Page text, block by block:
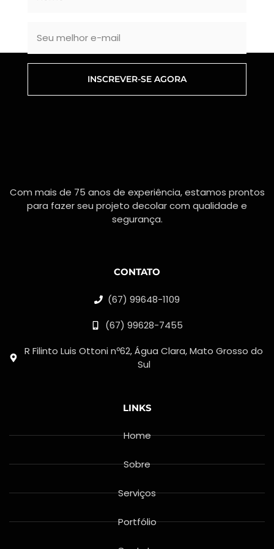
INSCREVER-SE AGORA
Com mais de 75 anos de experiência, estamos prontos
para fazer seu projeto decolar com qualidade e
segurança.
CONTATO
(67) 99648-1109
(67) 99628-7455
R Filinto Luis Ottoni nº62, Água Clara, Mato Grosso do
Sul
LINKS
Home
Sobre
Serviços
Portfólio